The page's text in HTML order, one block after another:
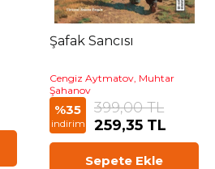
Şafak Sancısı
Cengiz Aytmatov, Muhtar
Şahanov
%35
indirim
399,00 TL
259,35 TL
Sepete Ekle